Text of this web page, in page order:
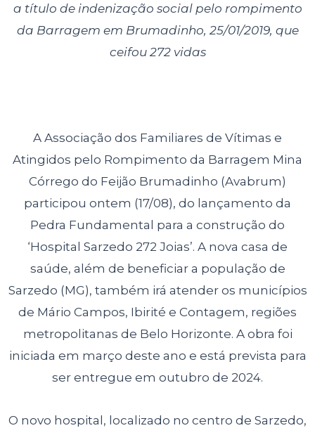
a título de indenização social pelo rompimento
da Barragem em Brumadinho, 25/01/2019, que
ceifou 272 vidas
A Associação dos Familiares de Vítimas e
Atingidos pelo Rompimento da Barragem Mina
Córrego do Feijão Brumadinho (Avabrum)
participou ontem (17/08), do lançamento da
Pedra Fundamental para a construção do
‘Hospital Sarzedo 272 Joias’. A nova casa de
saúde, além de beneficiar a população de
Sarzedo (MG), também irá atender os municípios
de Mário Campos, Ibirité e Contagem, regiões
metropolitanas de Belo Horizonte. A obra foi
iniciada em março deste ano e está prevista para
ser entregue em outubro de 2024.
O novo hospital, localizado no centro de Sarzedo,